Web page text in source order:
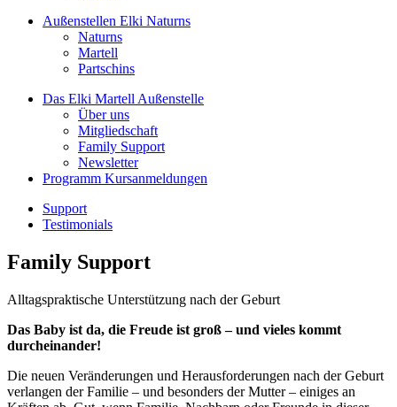
Außenstellen Elki Naturns
Naturns
Martell
Partschins
Das Elki Martell Außenstelle
Über uns
Mitgliedschaft
Family Support
Newsletter
Programm Kursanmeldungen
Support
Testimonials
Family Support
Alltagspraktische Unterstützung nach der Geburt
Das Baby ist da, die Freude ist groß – und vieles kommt
durcheinander!
Die neuen Veränderungen und Herausforderungen nach der Geburt
verlangen der Familie – und besonders der Mutter – einiges an